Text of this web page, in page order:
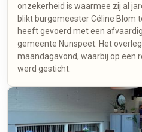
onzekerheid is waarmee zij al
blikt burgemeester Céline Blom
heeft gevoerd met een
gemeente Nunspeet. Het
maandagavond, waarbij op een
werd gesticht.